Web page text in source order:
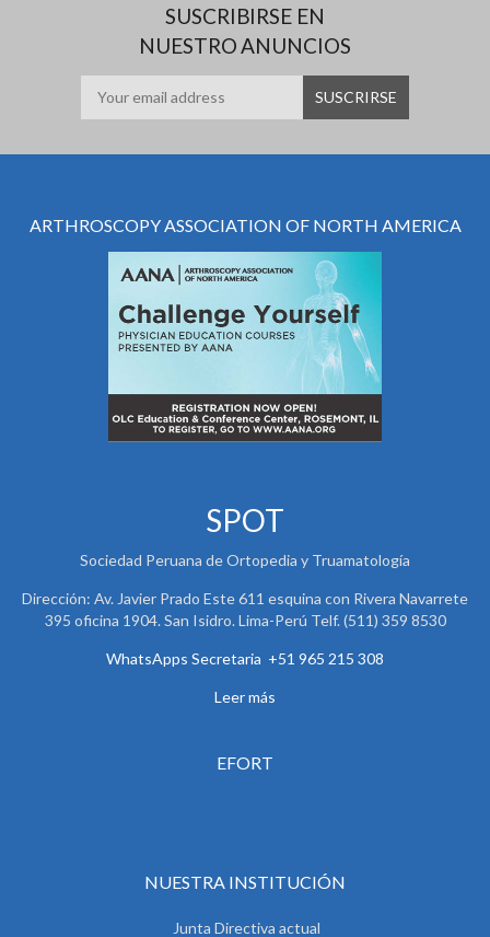
SUSCRIBIRSE EN
NUESTRO ANUNCIOS
ARTHROSCOPY ASSOCIATION OF NORTH AMERICA
SPOT
Sociedad Peruana de Ortopedia y Truamatología
Dirección: Av. Javier Prado Este 611 esquina con Rivera Navarrete
395 oficina 1904. San Isidro. Lima-Perú Telf. (511) 359 8530
WhatsApps Secretaria +51 965 215 308
Leer más
EFORT
NUESTRA INSTITUCIÓN
Junta Directiva actual